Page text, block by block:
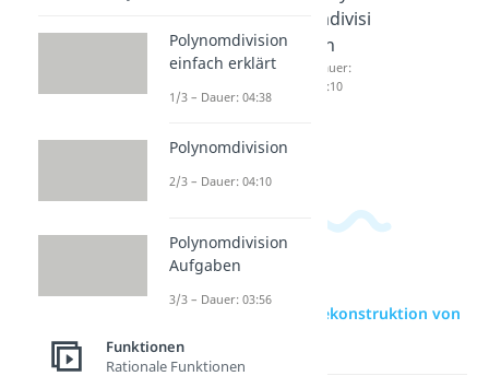
Dauer:
05:38
on
einfach
erklärt
04:38
mdivisi
on
Dauer:
04:10
zur Videoseite: Rekonstruktion von
Polynomdivision
einfach erklärt
1/3 – Dauer: 04:38
Polynomdivision
2/3 – Dauer: 04:10
Polynomdivision
Aufgaben
3/3 – Dauer: 03:56
Funktionen
Rationale Funktionen